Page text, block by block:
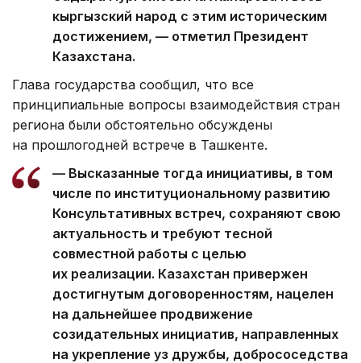
кыргызский народ с этим историческим
достижением, — отметил Президент
Казахстана.
Глава государства сообщил, что все
принципиальные вопросы взаимодействия стран
региона были обстоятельно обсуждены
на прошлогодней встрече в Ташкенте.
— Высказанные тогда инициативы, в том
числе по институциональному развитию
Консультативных встреч, сохраняют свою
актуальность и требуют тесной
совместной работы с целью
их реализации. Казахстан привержен
достигнутым договоренностям, нацелен
на дальнейшее продвижение
созидательных инициатив, направленных
на укрепление уз дружбы, добрососедства